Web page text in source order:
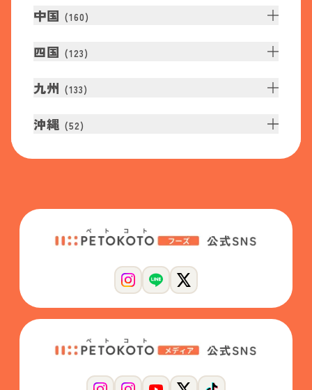
中国 (160)
四国 (123)
九州 (133)
沖縄 (52)